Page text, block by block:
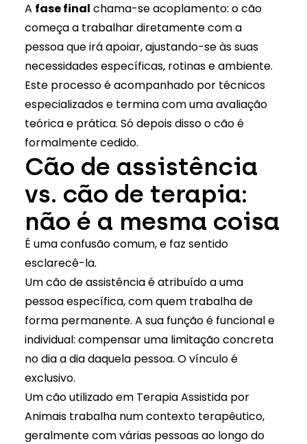
A fase final chama-se acoplamento: o cão
começa a trabalhar diretamente com a
pessoa que irá apoiar, ajustando-se às suas
necessidades específicas, rotinas e ambiente.
Este processo é acompanhado por técnicos
especializados e termina com uma avaliação
teórica e prática. Só depois disso o cão é
formalmente cedido.
Cão de assistência
vs. cão de terapia:
não é a mesma coisa
É uma confusão comum, e faz sentido
esclarecê-la.
Um cão de assistência é atribuído a uma
pessoa específica, com quem trabalha de
forma permanente. A sua função é funcional e
individual: compensar uma limitação concreta
no dia a dia daquela pessoa. O vínculo é
exclusivo.
Um cão utilizado em Terapia Assistida por
Animaistrabalha num contexto terapêutico,
geralmente com várias pessoas ao longo do